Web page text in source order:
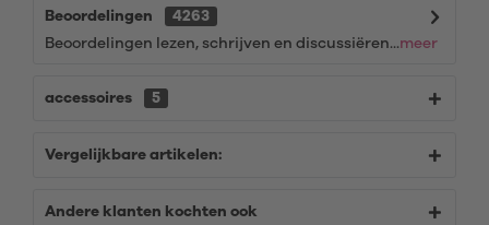
Beoordelingen
4263
Beoordelingen lezen, schrijven en discussiëren...meer
accessoires 5
Vergelijkbare artikelen:
Andere klanten kochten ook